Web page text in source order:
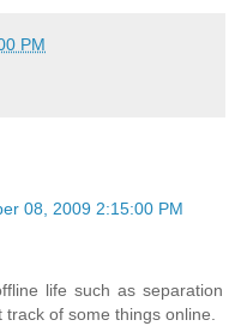
PM
08, 2009 2:15:00 PM
life such as separation
of some things online.